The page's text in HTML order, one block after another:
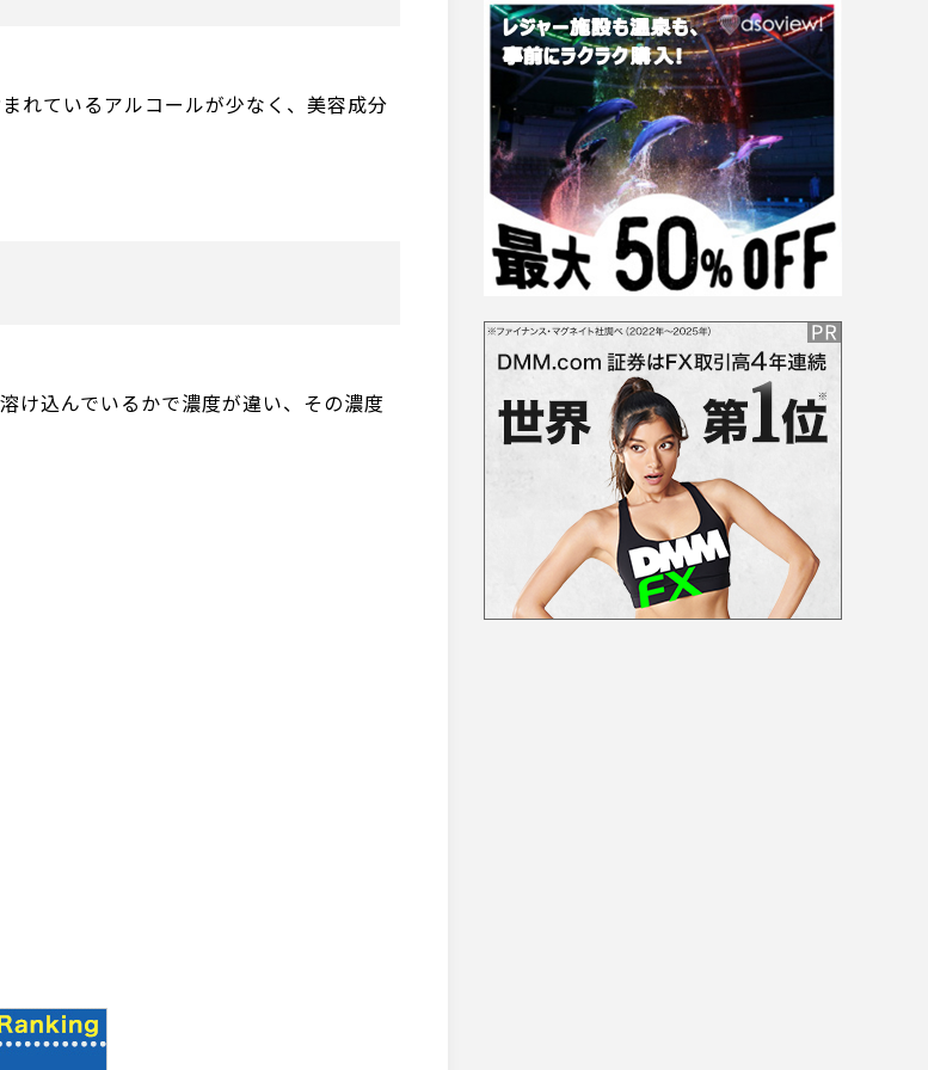
れているアルコールが少なく、美容成分
け込んでいるかで濃度が違い、その濃度